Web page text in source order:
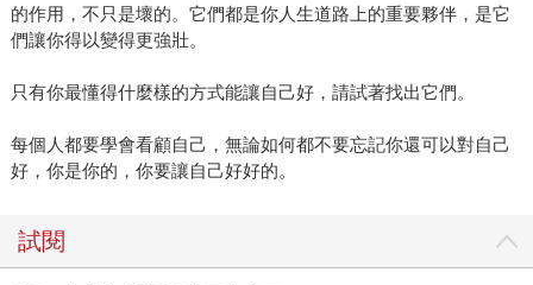
的作用，不只是壞的。它們都是你人生道路上的重要夥伴，是它
們讓你得以變得更強壯。
只有你最懂得什麼樣的方式能讓自己好，請試著找出它們。
每個人都要學會看顧自己，無論如何都不要忘記你還可以對自己
好，你是你的，你要讓自己好好的。
試閱